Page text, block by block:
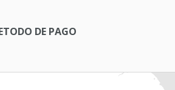
DE PAGO